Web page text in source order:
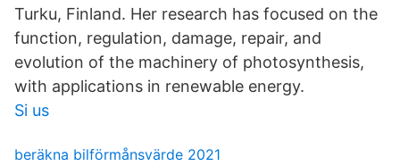
Turku, Finland. Her research has focused on the
function, regulation, damage, repair, and
evolution of the machinery of photosynthesis,
with applications in renewable energy.
Si us
beräkna bilförmånsvärde 2021